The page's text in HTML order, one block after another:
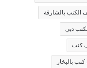
الكنب بالشارقة
دبي
كنب
بالبخار